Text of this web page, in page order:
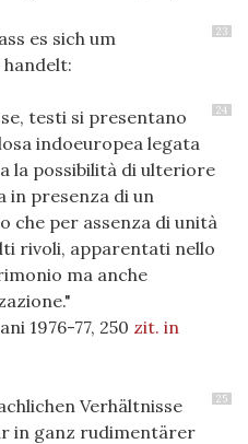
23
es sich um
24
testi si presentano
indoeuropea legata
la possibilità di ulteriore
in presenza di un
che per assenza di unità
rivoli, apparentati nello
ma anche
1976-77, 250 zit. in
25
Verhältnisse
in ganz rudimentärer